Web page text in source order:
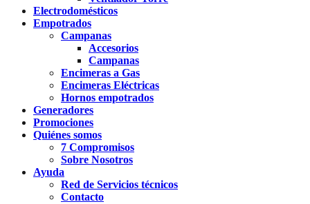
Electrodomésticos
Empotrados
Campanas
Accesorios
Campanas
Encimeras a Gas
Encimeras Eléctricas
Hornos empotrados
Generadores
Promociones
Quiénes somos
7 Compromisos
Sobre Nosotros
Ayuda
Red de Servicios técnicos
Contacto